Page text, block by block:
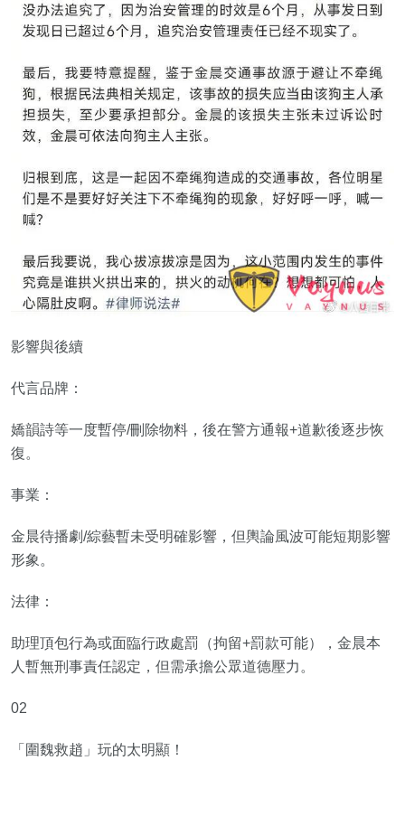
影響與後續
代言品牌：
嬌韻詩等一度暫停/刪除物料，後在警方通報+道歉後逐步恢
復。
事業：
金晨待播劇/綜藝暫未受明確影響，但輿論風波可能短期影響
形象。
法律：
助理頂包行為或面臨行政處罰（拘留+罰款可能），金晨本
人暫無刑事責任認定，但需承擔公眾道德壓力。
02
「圍魏救趙」玩的太明顯！